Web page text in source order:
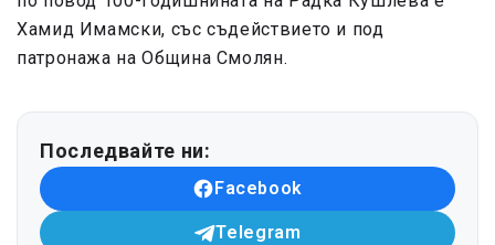
Хамид Имамски, със съдействието и под
патронажа на Община Смолян.
Последвайте ни:
Facebook
Telegram